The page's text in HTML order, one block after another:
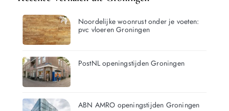
Noordelijke woonrust onder je voeten:
pvc vloeren Groningen
PostNL openingstijden Groningen
ABN AMRO openingstijden Groningen